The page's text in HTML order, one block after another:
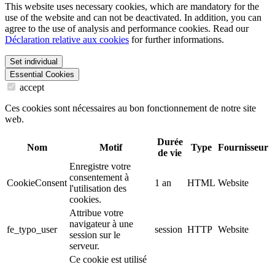
This website uses necessary cookies, which are mandatory for the
use of the website and can not be deactivated. In addition, you can
agree to the use of analysis and performance cookies. Read our
Déclaration relative aux cookies for further informations.
Set individual
Essential Cookies
accept
Ces cookies sont nécessaires au bon fonctionnement de notre site
web.
Nom Motif
Durée
de vie
Type Fournisseur
CookieConsent
Enregistre votre
consentement à
l'utilisation des
cookies.
1 an HTML Website
fe_typo_user
Attribue votre
navigateur à une
session sur le
serveur.
session HTTP Website
Ce cookie est utilisé